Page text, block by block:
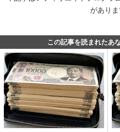
があり
この記事を読まれたあ